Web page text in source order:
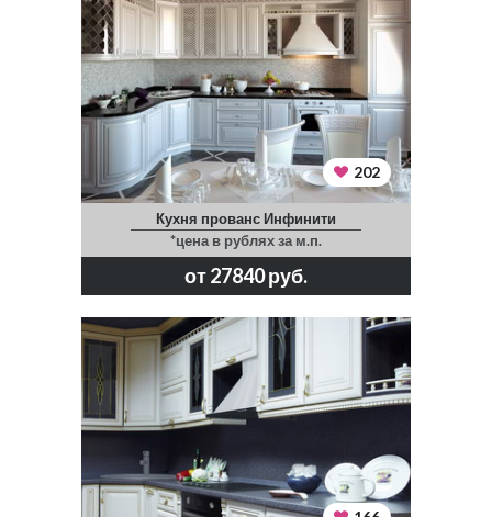
202
Кухня прованс Инфинити
*цена в рублях за м.п.
от 27840 руб.